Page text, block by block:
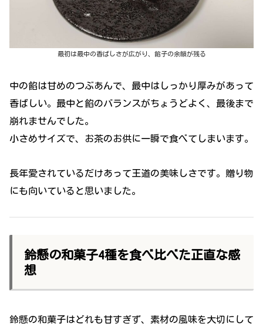
最初は最中の香ばしさが広がり、餡子の余韻が残る
中の餡は甘めのつぶあんで、最中はしっかり厚みがあって
香ばしい。最中と餡のバランスがちょうどよく、最後まで
崩れませんでした。
小さめサイズで、お茶のお供に一瞬で食べてしまいます。
長年愛されているだけあって王道の美味しさです。贈り物
にも向いていると思いました。
鈴懸の和菓子4種を食べ比べた正直な感
想
鈴懸の和菓子はどれも甘すぎず、素材の風味を大切にして